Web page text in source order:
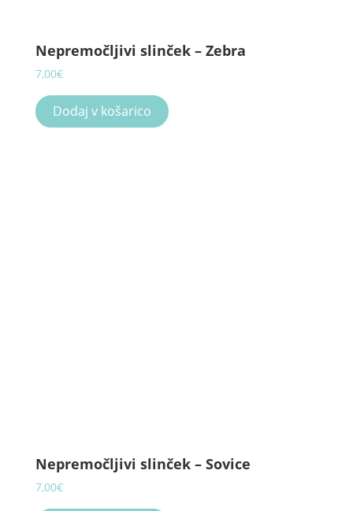
Nepremočljivi slinček – Zebra
7,00€
Dodaj v košarico
Nepremočljivi slinček – Sovice
7,00€